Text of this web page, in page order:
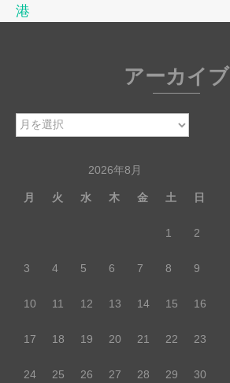
港
アーカイブ
ア
ブ
2026年8月
月 火 水 木 金 土 日
1 2
3 4 5 6 7 8 9
10 11 12 13 14 15 16
17 18 19 20 21 22 23
24 25 26 27 28 29 30